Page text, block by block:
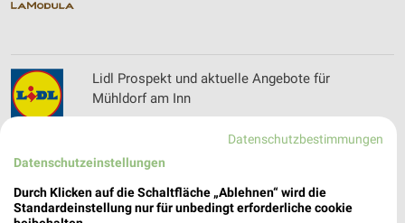
Lidl Prospekt und aktuelle Angebote für
Mühldorf am Inn
Lieblingswelt Prospekte & Aktionen
Datenschutzbestimmungen
Datenschutzeinstellungen
Durch Klicken auf die Schaltfläche „Ablehnen“ wird die
Standardeinstellung nur für unbedingt erforderliche cookie